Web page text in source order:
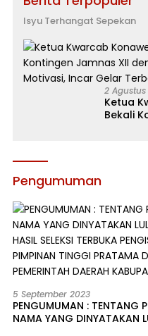
Isyu Terhangat Sepekan
2
Ketua
Bekali
Pengumuman
5 September 2023
PENGUMUMAN : TENTANG
NAMA YANG DINYATAKAN